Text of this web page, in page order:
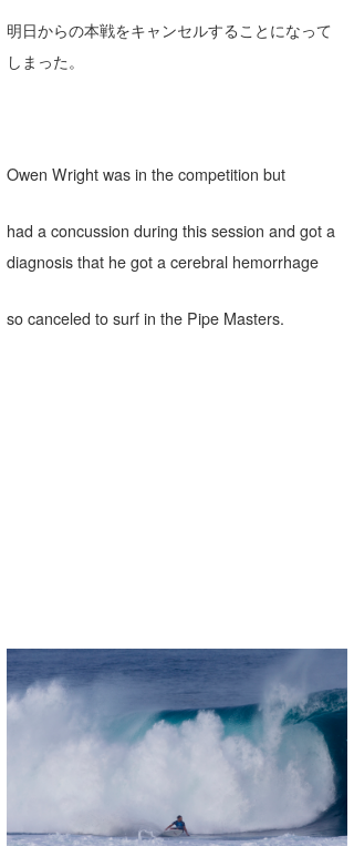
明日からの本戦をキャンセルすることになって
しまった。
Owen Wright was in the competition but
had a concussion during this session and got a
diagnosis that he got a cerebral hemorrhage
so canceled to surf in the Pipe Masters.